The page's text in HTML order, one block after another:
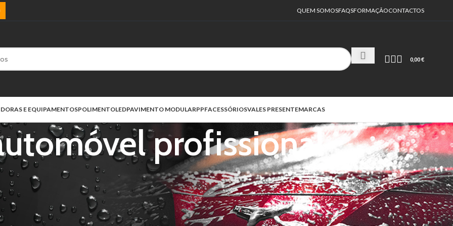
QUEM SOMOSFAQSFORMAÇÃOCONTACTOS
0,00€
E EQUIPAMENTOSPOLIMENTOLEDPAVIMENTO MODULARPPFACESSÓRIOSVALES PRESENTEMARCAS
profissional
com “revitalizador automóvel profissional” Mostrar 9 12 18 24